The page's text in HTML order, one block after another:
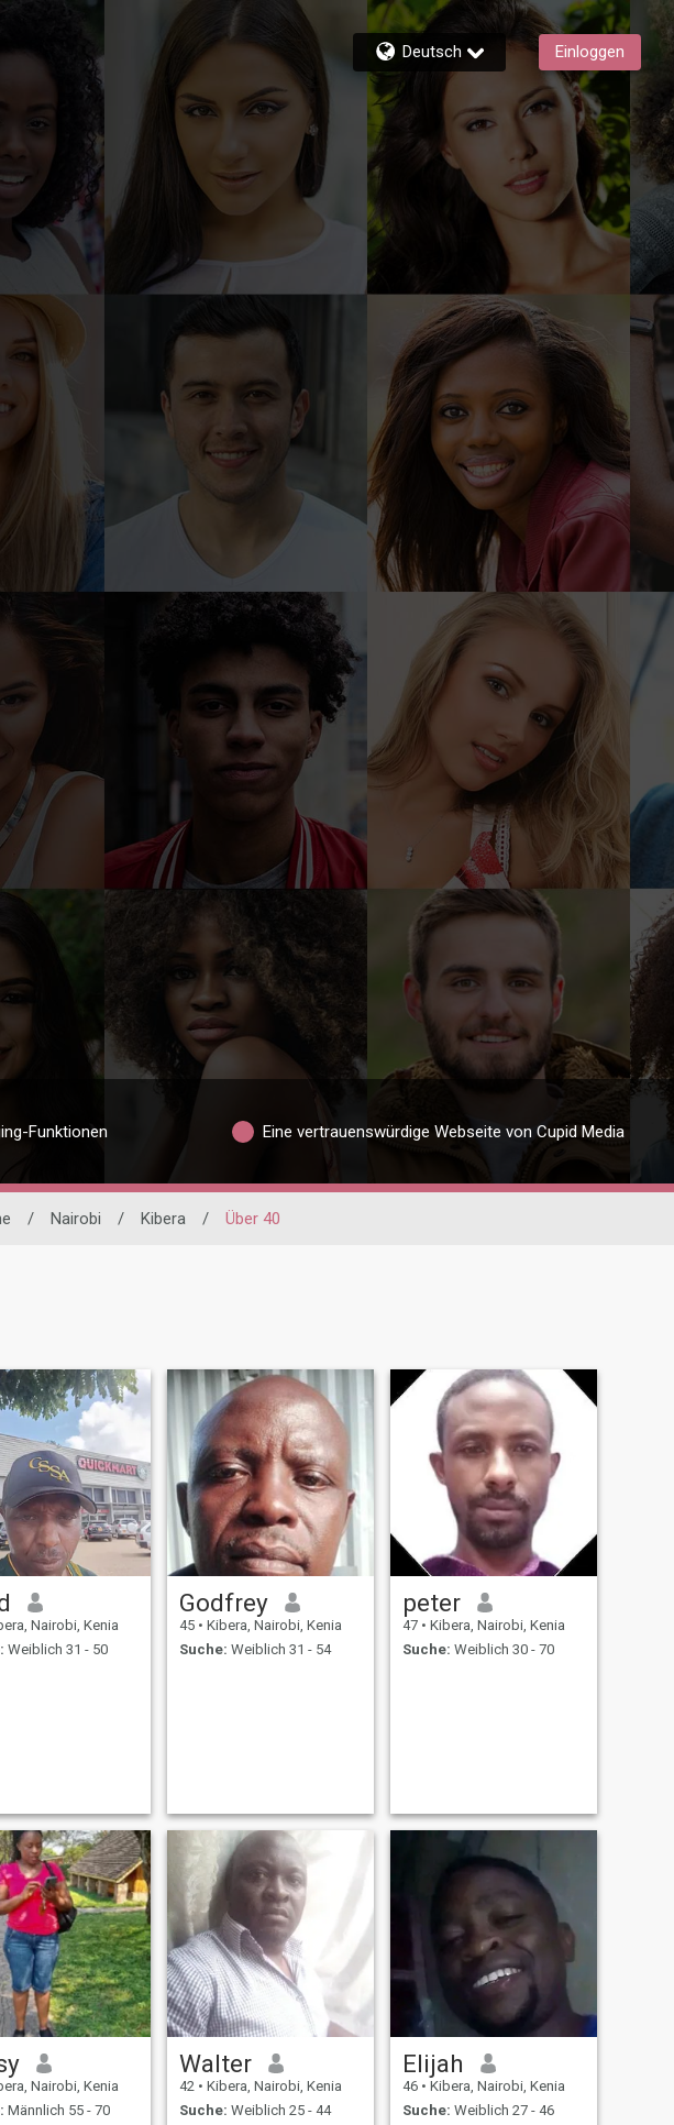
Deutsch Einloggen
Funktionen Eine vertrauenswürdige Webseite von Cupid Media
/ Nairobi / Kibera / Über 40
Nairobi, Kenia
Weiblich 31 - 50
Godfrey
45 • Kibera, Nairobi, Kenia
Suche: Weiblich 31 - 54
peter
47 • Kibera, Nairobi, Kenia
Suche: Weiblich 30 - 70
Nairobi, Kenia
Männlich 55 - 70
Walter
42 • Kibera, Nairobi, Kenia
Suche: Weiblich 25 - 44
Elijah
46 • Kibera, Nairobi, Kenia
Suche: Weiblich 27 - 46